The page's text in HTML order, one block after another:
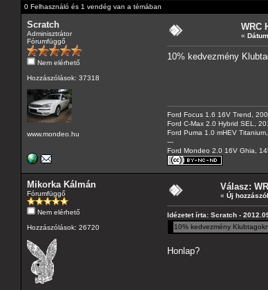
0 Felhasználó és 1 vendég van a témában
Scratch
Adminisztrátor
Fórumfüggő
Nem elérhető
Hozzászólások: 37318
www.mondeo.hu
WRC
«
10% kedvezmény
Ford Focus 1.6 16V Trend,
Ford C-Max 2.0 Hybrid SEL,
Ford Puma 1.0 mHEV
---
Ford Mondeo 2.0 16V Ghia,
Mikorka Kálmán
Fórumfüggő
Nem elérhető
Hozzászólások: 26720
Válasz:
« Új
Idézetet írta: Scratch -
10% kedvezmény
Honlap?